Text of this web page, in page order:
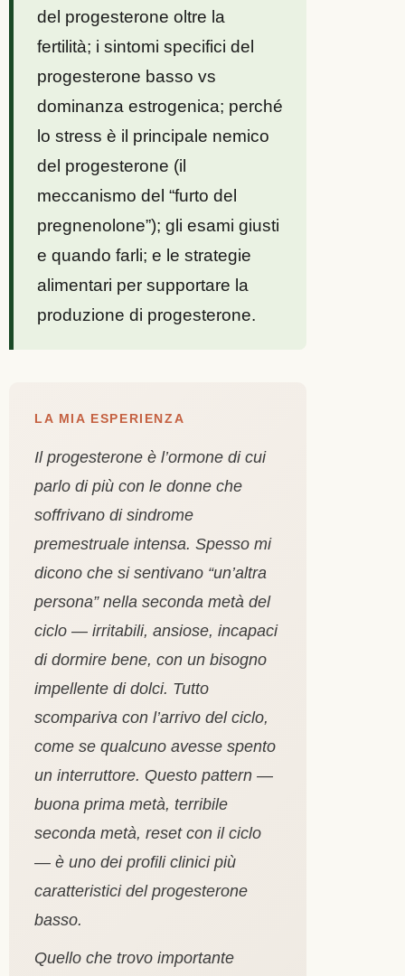
del progesterone oltre la
fertilità; i sintomi specifici del
progesterone basso vs
dominanza estrogenica; perché
lo stress è il principale nemico
del progesterone (il
meccanismo del “furto del
pregnenolone”); gli esami giusti
e quando farli; e le strategie
alimentari per supportare la
produzione di progesterone.
LA MIA ESPERIENZA
Il progesterone è l’ormone di cui
parlo di più con le donne che
soffrivano di sindrome
premestruale intensa. Spesso mi
dicono che si sentivano “un’altra
persona” nella seconda metà del
ciclo — irritabili, ansiose, incapaci
di dormire bene, con un bisogno
impellente di dolci. Tutto
scompariva con l’arrivo del ciclo,
come se qualcuno avesse spento
un interruttore. Questo pattern —
buona prima metà, terribile
seconda metà, reset con il ciclo
— è uno dei profili clinici più
caratteristici del progesterone
basso.
Quello che trovo importante